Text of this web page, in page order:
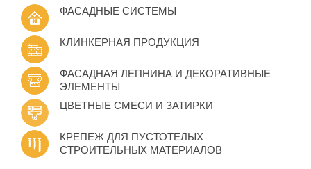
ФАСАДНЫЕ СИСТЕМЫ
КЛИНКЕРНАЯ ПРОДУКЦИЯ
ФАСАДНАЯ ЛЕПНИНА И ДЕКОРАТИВНЫЕ
ЭЛЕМЕНТЫ
ЦВЕТНЫЕ СМЕСИ И ЗАТИРКИ
КРЕПЕЖ ДЛЯ ПУСТОТЕЛЫХ
СТРОИТЕЛЬНЫХ МАТЕРИАЛОВ